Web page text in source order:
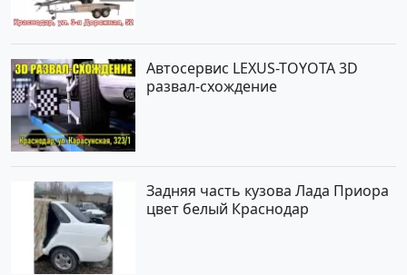
Автосервис LEXUS-TOYOTA 3D
развал-схождение
Задняя часть кузова Лада Приора
цвет белый Краснодар